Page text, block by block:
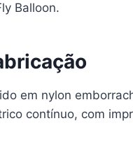
Balloon.
em nylon
contínuo, com